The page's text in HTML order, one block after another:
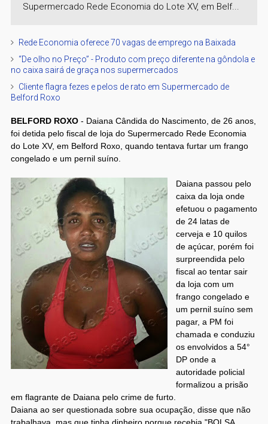
Supermercado Rede Economia do Lote XV, em Belf...
Rede Economia oferece 70 vagas de emprego na Baixada
“De olho no Preço” - Produto com preço diferente na gôndola e
no caixa sairá de graça nos supermercados
Cliente flagra fezes e pelos de rato em Supermercado de
Belford Roxo
BELFORD ROXO- Daiana Cândida do Nascimento, de 26 anos,
foi detida pelo fiscal de loja do Supermercado Rede Economia
do Lote XV, em Belford Roxo, quando tentava furtar um frango
congelado e um pernil suíno.
Daiana passou pelo
caixa da loja onde
efetuou o pagamento
de 24 latas de
cerveja e 10 quilos
de açúcar, porém foi
surpreendida pelo
fiscal ao tentar sair
da loja com um
frango congelado e
um pernil suíno sem
pagar, a PM foi
chamada e conduziu
os envolvidos a 54°
DP onde a
autoridade policial
formalizou a prisão
em flagrante de Daiana pelo crime de furto.
Daiana ao ser questionada sobre sua ocupação, disse que não